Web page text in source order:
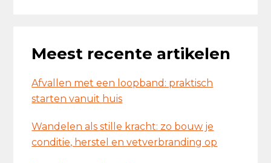
Meest recente artikelen
Afvallen met een loopband: praktisch
starten vanuit huis
Wandelen als stille kracht: zo bouw je
conditie, herstel en vetverbranding op